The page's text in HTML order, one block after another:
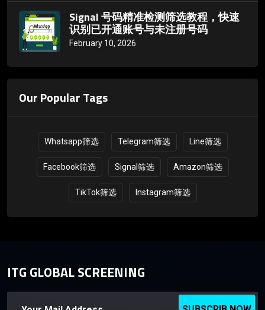
Signal 号码精准检测筛选教程，快速
识别已开通账号与未注册号码
February 10, 2026
Our Popular Tags
Whatsapp筛选 Telegram筛选 Line筛选
Facebook筛选 Signal筛选 Amazon筛选
TikTok筛选 Instagram筛选
ITG GLOBAL SCREENING